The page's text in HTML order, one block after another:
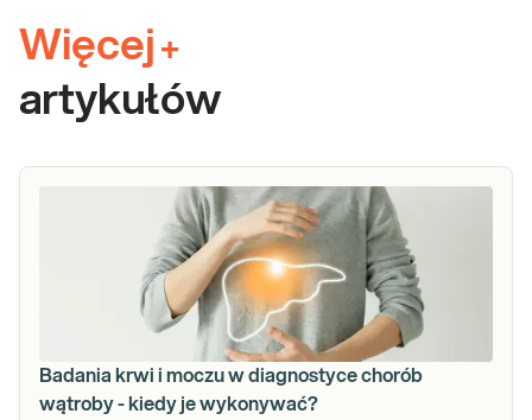
Więcej +
artykułów
Badania krwi i moczu w diagnostyce chorób
wątroby - kiedy je wykonywać?